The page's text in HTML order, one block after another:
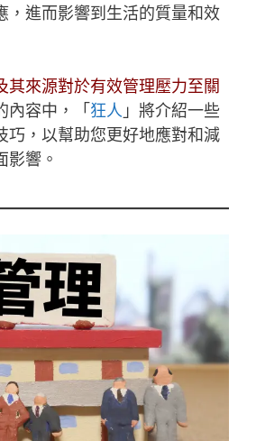
，進而影響到生活的質量和效
其來源對於有效管理壓力至關
內容中，「狂人 」將介紹一些
巧，以幫助您更好地應對和減
影響。